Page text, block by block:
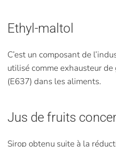
Ethyl-maltol
C’est un composant de
utilisé comme exhausteur
(E637) dans les aliments.
Jus de fruits
Sirop obtenu suite à la